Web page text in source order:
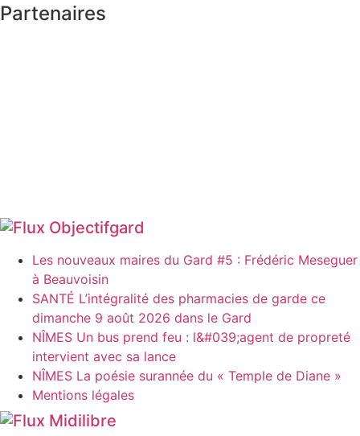
Partenaires
Objectifgard
Les nouveaux maires du Gard #5 : Frédéric Meseguer
à Beauvoisin
SANTÉ L’intégralité des pharmacies de garde ce
dimanche 9 août 2026 dans le Gard
NÎMES Un bus prend feu : l&#039;agent de propreté
intervient avec sa lance
NÎMES La poésie surannée du « Temple de Diane »
Mentions légales
Midilibre